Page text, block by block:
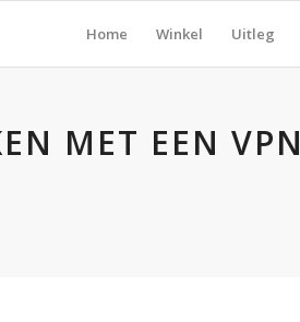
Home Winkel Uitleg
MET EEN VPN